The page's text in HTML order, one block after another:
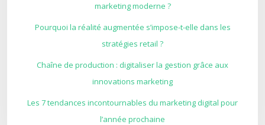
marketing moderne ?
Pourquoi la réalité augmentée s’impose-t-elle dans les
stratégies retail ?
Chaîne de production : digitaliser la gestion grâce aux
innovations marketing
Les 7 tendances incontournables du marketing digital pour
l’année prochaine